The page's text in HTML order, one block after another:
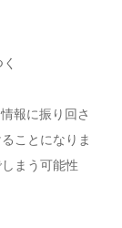
報に振り回さ
ことになりま
まう可能性